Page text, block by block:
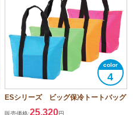
4
ESシリーズ ビッグ保冷トートバッグ
販売価格:25,320円